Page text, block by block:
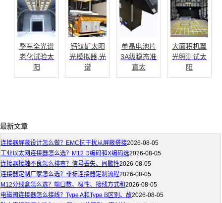
整车全光谱
老化试验太
阳
钙钛矿太阳
光模拟器,光
谱
单晶电池片
3A级稳态准
直太
大面积机翼
光照测试太
阳
最新文章
连接器屏蔽设计怎么做？EMC抗干扰从屏蔽搭接2026-08-05
工业以太网连接器怎么选？M12 D编码和X编码选2026-08-05
连接器接触不良怎么排查？信号丢失、间歇性2026-08-05
连接器定制厂家怎么选？非标连接器定制流程2026-08-05
M12分线盒怎么选？端口数、极性、接线方式和2026-08-05
电磁阀连接器怎么接线？Type A和Type B区别、故2026-08-05